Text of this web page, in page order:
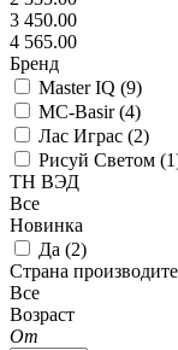
3 450.00
4 565.00
Бренд
Master IQ (9)
MC-Basir (4)
Лас Играс (2)
Рисуй Светом (1
ТН ВЭД
Все
Новинка
Да (2)
Страна
Все
Возраст
От